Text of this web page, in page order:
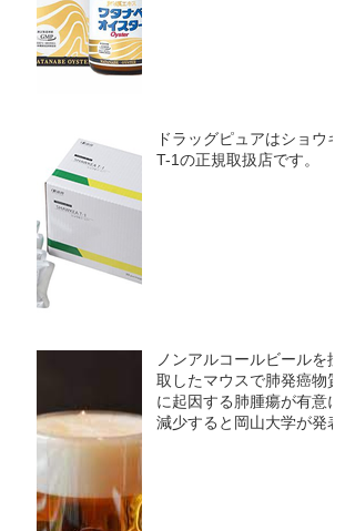
ドラッグピュアはショウキ
T-1の正規取扱店です。
ノンアルコールビールを摂
取したマウスで肺発癌物質
に起因する肺腫瘍が有意に
減少すると岡山大学が発表